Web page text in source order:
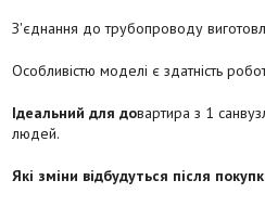
З'єднання до трубопроводу
Особливістю моделі є здатність
Ідеальний для довартира з 1
людей.
Які зміни відбудуться після